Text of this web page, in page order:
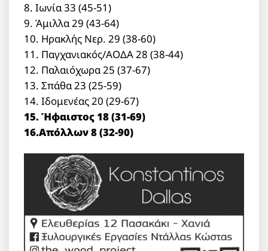
8. Ιωνία 33 (45-51)
9. Άμιλλα 29 (43-64)
10. Ηρακλής Νερ. 29 (38-60)
11. Παγχανιακός/ΑΟΔΑ 28 (38-44)
12. Παλαιόχωρα 25 (37-67)
13. Σπάθα 23 (25-59)
14. Ιδομενέας 20 (29-67)
15. Ήφαιστος 18 (31-69)
16.Απόλλων 8 (32-90)